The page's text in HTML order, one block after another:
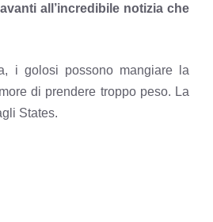
all’incredibile notizia che
i golosi possono mangiare la
di prendere troppo peso. La
States.